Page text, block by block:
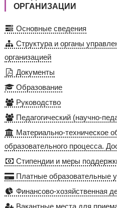
ОРГАНИЗАЦИИ
Основные сведения
Структура и органы
организацией
Документы
Образование
Руководство
Педагогический (научно-
Материально-техническое
образовательного процесса.
Стипендии и меры
Платные образовательные
Финансово-хозяйственная
Вакантные места для